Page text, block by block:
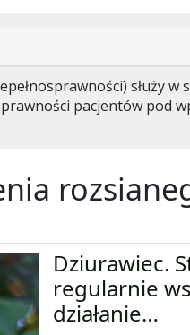
służy
pacjentów pod
Dziurawiec.
regularnie
działanie…